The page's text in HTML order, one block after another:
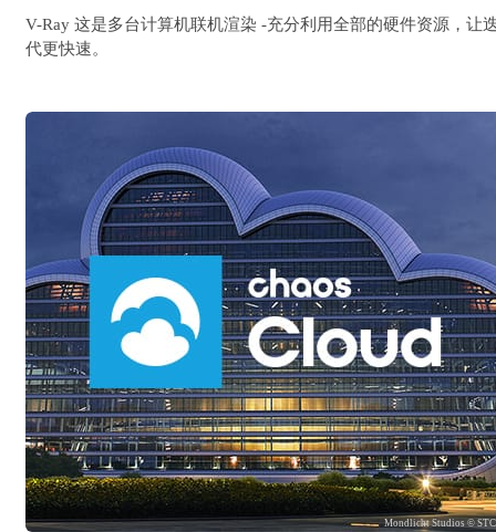
V-Ray 这是多台计算机联机渲染 -充分利用全部的硬件资源，让
代更快速。
Mondlicht Studios © STC